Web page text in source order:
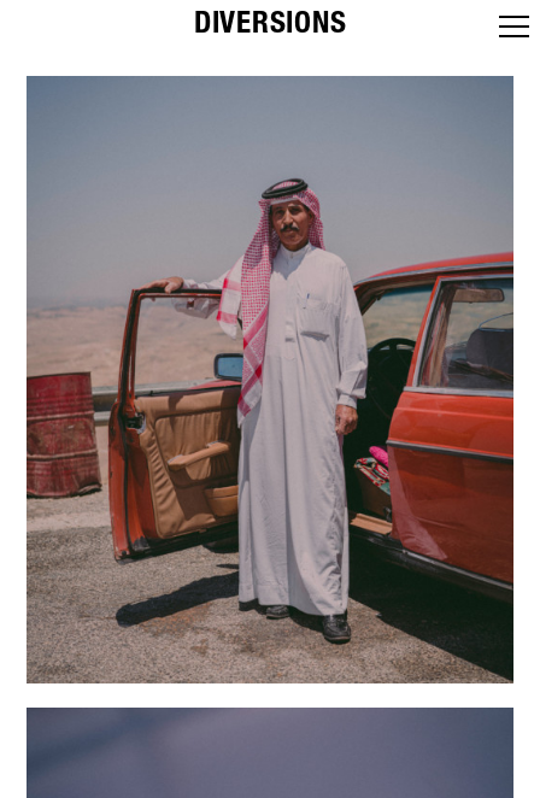
DIVERSIONS